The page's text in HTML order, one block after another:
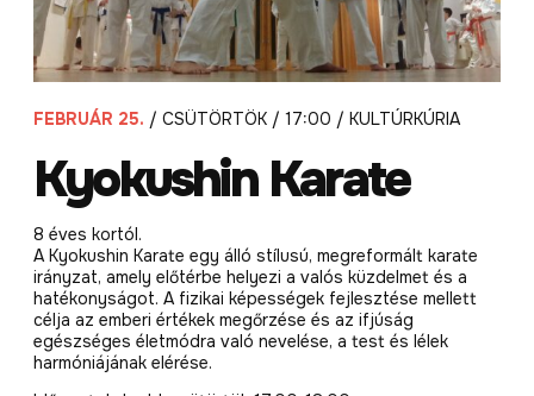
FEBRUÁR 25. / CSÜTÖRTÖK / 17:00 / KULTÚRKÚRIA
Kyokushin Karate
8 éves kortól.
A Kyokushin Karate egy álló stílusú, megreformált karate
irányzat, amely előtérbe helyezi a valós küzdelmet és a
hatékonyságot. A fizikai képességek fejlesztése mellett
célja az emberi értékek megőrzése és az ifjúság
egészséges életmódra való nevelése, a test és lélek
harmóniájának elérése.